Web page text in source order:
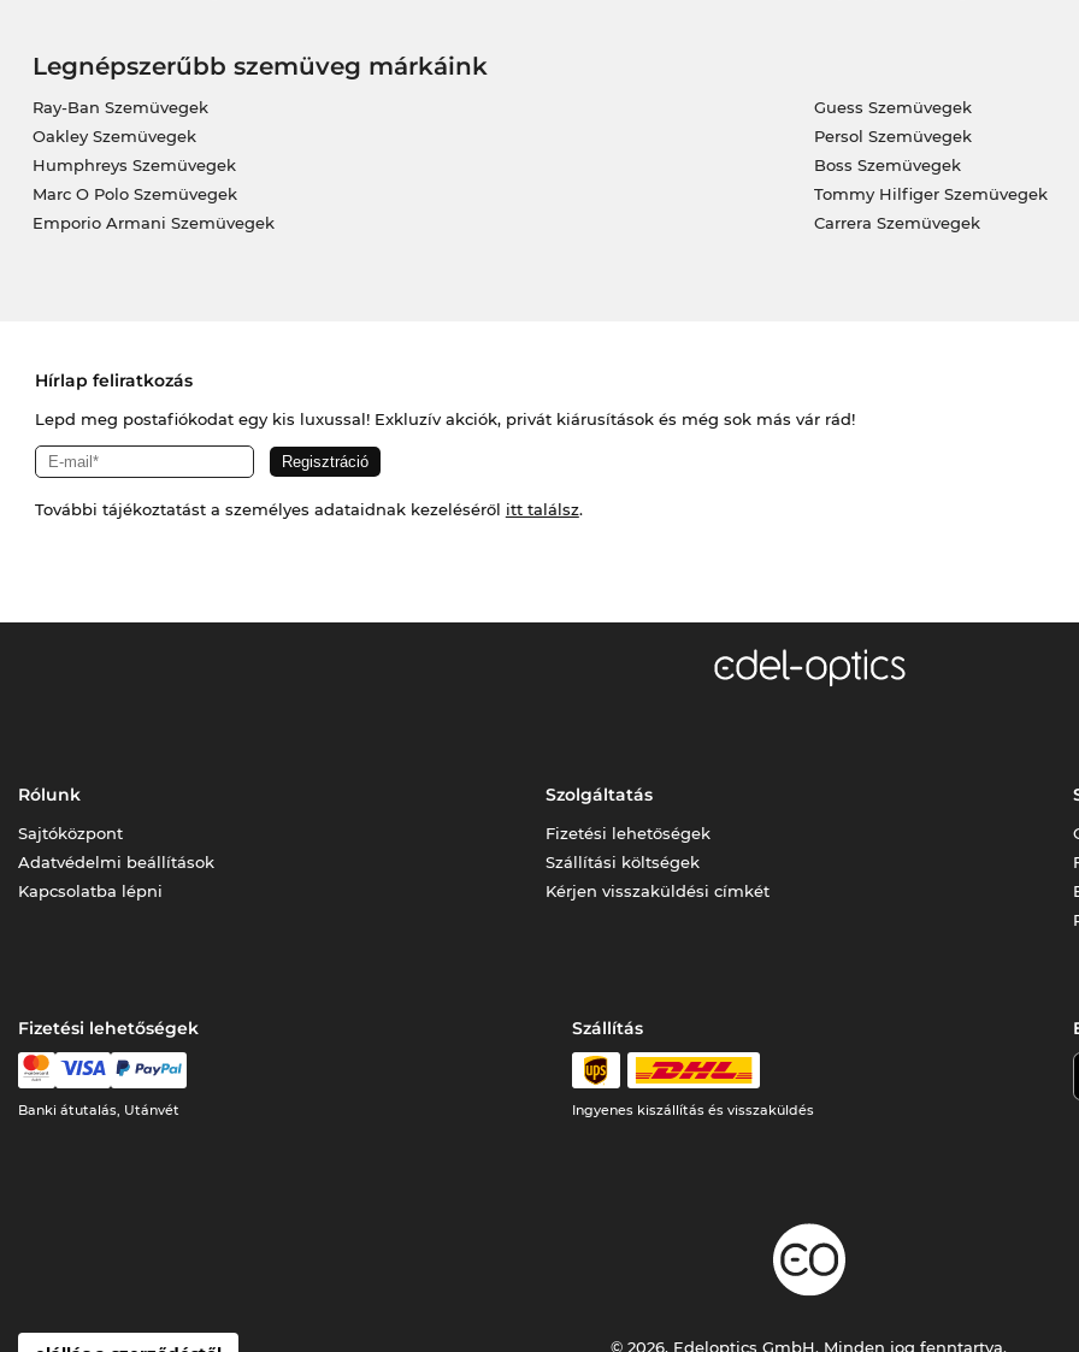
Legnépszerűbb szemüveg márkáink
Ray-Ban Szemüvegek
Oakley Szemüvegek
Humphreys Szemüvegek
Marc O Polo Szemüvegek
Emporio Armani Szemüvegek
Guess Szemüvegek
Persol Szemüvegek
Boss Szemüvegek
Tommy Hilfiger Szemüvegek
Carrera Szemüvegek
Hírlap feliratkozás
Lepd meg postafiókodat egy kis luxussal! Exkluzív akciók, privát kiárusítások és még sok más vár rád!
További tájékoztatást a személyes adataidnak kezeléséről itt találsz.
Rólunk
Sajtóközpont
Adatvédelmi beállítások
Kapcsolatba lépni
Szolgáltatás
Fizetési lehetőségek
Szállítási költségek
Kérjen visszaküldési címkét
Fizetési lehetőségek
Banki átutalás, Utánvét
Szállítás
Ingyenes kiszállítás és visszaküldés
© 2026, Edeloptics GmbH. Minden jog fenntartva.